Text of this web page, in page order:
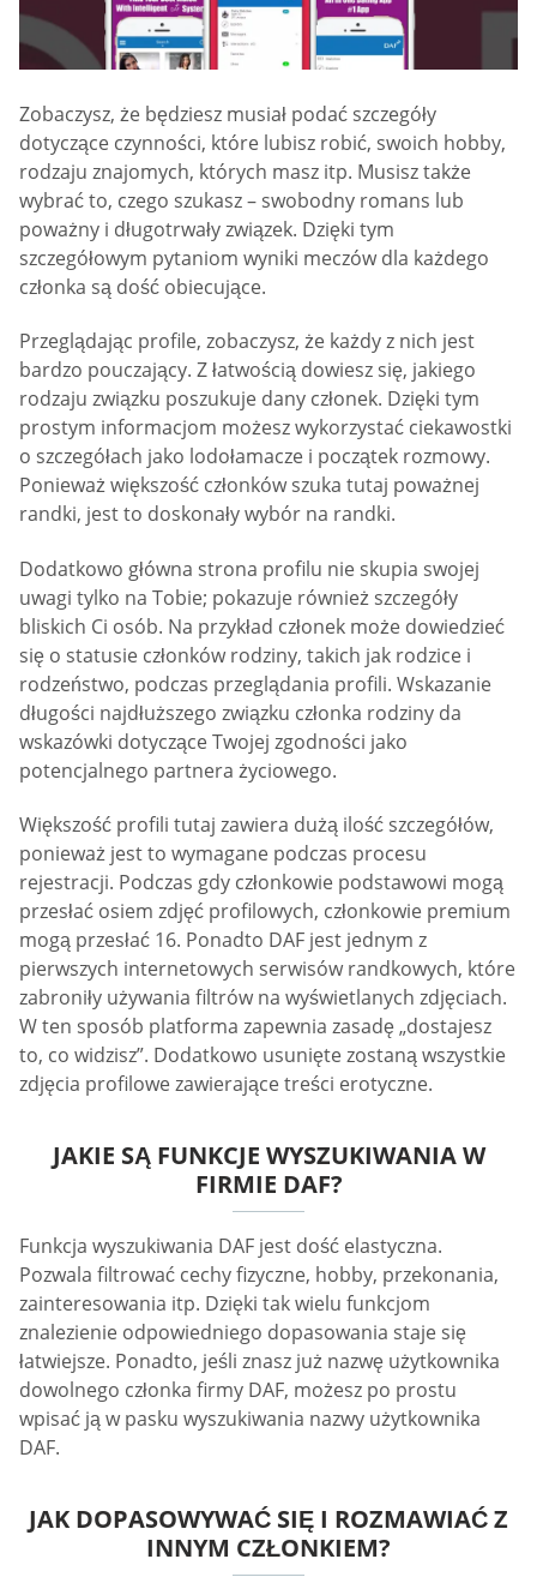
Zobaczysz, że będziesz musiał podać szczegóły
dotyczące czynności, które lubisz robić, swoich hobby,
rodzaju znajomych, których masz itp. Musisz także
wybrać to, czego szukasz – swobodny romans lub
poważny i długotrwały związek. Dzięki tym
szczegółowym pytaniom wyniki meczów dla każdego
członka są dość obiecujące.
Przeglądając profile, zobaczysz, że każdy z nich jest
bardzo pouczający. Z łatwością dowiesz się, jakiego
rodzaju związku poszukuje dany członek. Dzięki tym
prostym informacjom możesz wykorzystać ciekawostki
o szczegółach jako lodołamacze i początek rozmowy.
Ponieważ większość członków szuka tutaj poważnej
randki, jest to doskonały wybór na randki.
Dodatkowo główna strona profilu nie skupia swojej
uwagi tylko na Tobie; pokazuje również szczegóły
bliskich Ci osób. Na przykład członek może dowiedzieć
się o statusie członków rodziny, takich jak rodzice i
rodzeństwo, podczas przeglądania profili. Wskazanie
długości najdłuższego związku członka rodziny da
wskazówki dotyczące Twojej zgodności jako
potencjalnego partnera życiowego.
Większość profili tutaj zawiera dużą ilość szczegółów,
ponieważ jest to wymagane podczas procesu
rejestracji. Podczas gdy członkowie podstawowi mogą
przesłać osiem zdjęć profilowych, członkowie premium
mogą przesłać 16. Ponadto DAF jest jednym z
pierwszych internetowych serwisów randkowych, które
zabroniły używania filtrów na wyświetlanych zdjęciach.
W ten sposób platforma zapewnia zasadę „dostajesz
to, co widzisz”. Dodatkowo usunięte zostaną wszystkie
zdjęcia profilowe zawierające treści erotyczne.
JAKIE SĄ FUNKCJE WYSZUKIWANIA W
FIRMIE DAF?
Funkcja wyszukiwania DAF jest dość elastyczna.
Pozwala filtrować cechy fizyczne, hobby, przekonania,
zainteresowania itp. Dzięki tak wielu funkcjom
znalezienie odpowiedniego dopasowania staje się
łatwiejsze. Ponadto, jeśli znasz już nazwę użytkownika
dowolnego członka firmy DAF, możesz po prostu
wpisać ją w pasku wyszukiwania nazwy użytkownika
DAF.
JAK DOPASOWYWAĆ SIĘ I ROZMAWIAĆ Z
INNYM CZŁONKIEM?